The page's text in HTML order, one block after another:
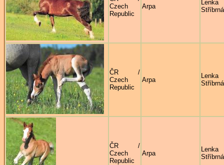
Czech
Republic
Arpa
Lenka
Stříbrná
ČR /
Czech
Republic
Arpa
Lenka
Stříbrná
ČR /
Czech
Republic
Arpa
Lenka
Stříbrná